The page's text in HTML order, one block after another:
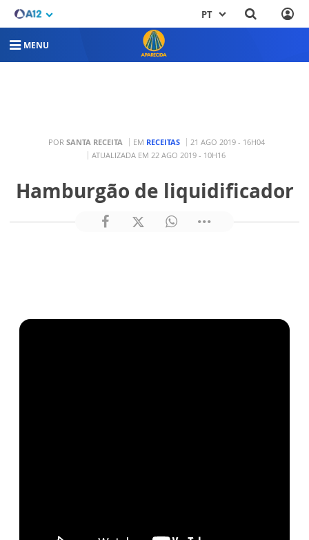
PT
MENU
POR SANTA RECEITA EM RECEITAS
21 AGO 2019 - 16H04
ATUALIZADA EM 22 AGO 2019 - 10H16
Hamburgão de liquidificador